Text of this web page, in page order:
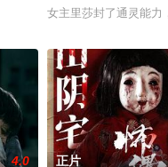
女主里莎封了通灵能力
4.0 正片